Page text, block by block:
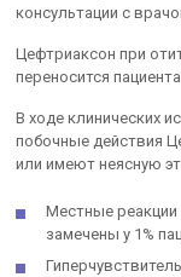
консультации с
Цефтриаксон при
переносится
В ходе клинических
побочные действия
или имеют неясную
Местные реакции
замечены у 1%